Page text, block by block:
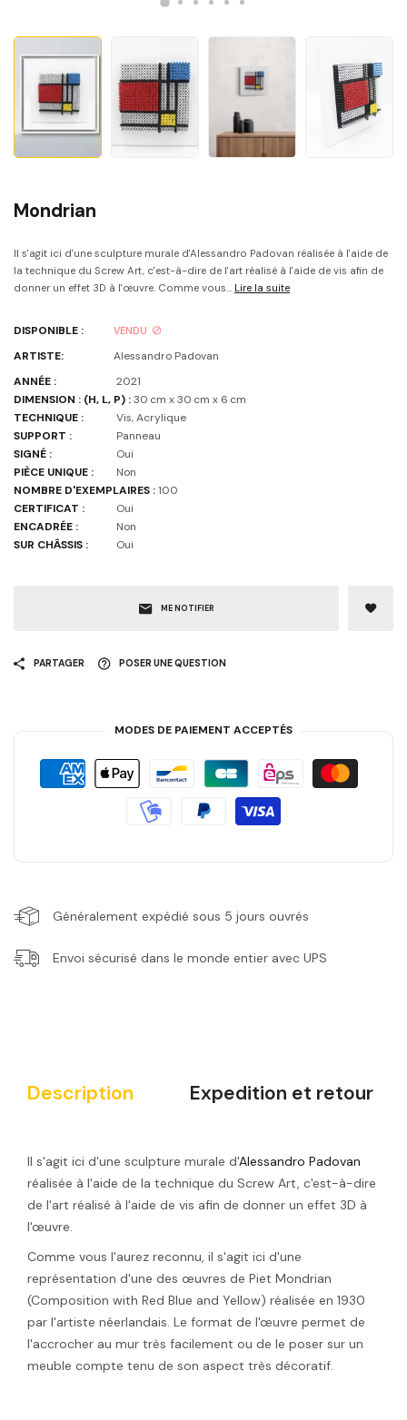
Mondrian
Il s'agit ici d'une sculpture murale d'Alessandro Padovan réalisée à l'aide de
la technique du Screw Art, c'est-à-dire de l'art réalisé à l'aide de vis afin de
donner un effet 3D à l'œuvre. Comme vous... Lire la suite
DISPONIBLE : VENDU
ARTISTE:
Alessandro Padovan
ANNÉE :
2021
DIMENSION : (H, L, P) :30 cm x 30 cm x 6 cm
TECHNIQUE :
Vis, Acrylique
SUPPORT :
Panneau
SIGNÉ :
Oui
PIÈCE UNIQUE :
Non
NOMBRE D'EXEMPLAIRES :100
CERTIFICAT :
Oui
ENCADRÉE :
Non
SUR CHÂSSIS :
Oui
ME NOTIFIER
PARTAGER POSER UNE QUESTION
MODES DE PAIEMENT ACCEPTÉS
Généralement expédié sous 5 jours ouvrés
Envoi sécurisé dans le monde entier avec UPS
Description Expedition et retour
Il s'agit ici d'une sculpture murale d'Alessandro Padovan
réalisée à l'aide de la technique du Screw Art, c'est-à-dire
de l'art réalisé à l'aide de vis afin de donner un effet 3D à
l'œuvre.
Comme vous l'aurez reconnu, il s'agit ici d'une
représentation d'une des œuvres de Piet Mondrian
(Composition with Red Blue and Yellow) réalisée en 1930
par l'artiste néerlandais. Le format de l'œuvre permet de
l'accrocher au mur très facilement ou de le poser sur un
meuble compte tenu de son aspect très décoratif.